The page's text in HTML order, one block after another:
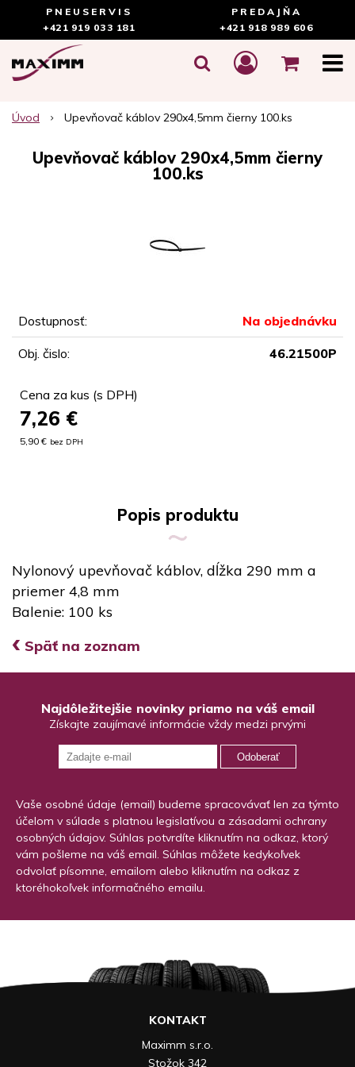
PNEUSERVIS
+421 919 033 181
PREDAJŇA
+421 918 989 606
Úvod Upevňovač káblov 290x4,5mm čierny 100.ks
Upevňovač káblov 290x4,5mm čierny
100.ks
Dostupnosť: Na objednávku
Obj. čislo: 46.21500P
Cena za kus (s DPH)
7,26 €
5,90 € bez DPH
Popis produktu
Nylonový upevňovač káblov, dĺžka 290 mm a
priemer 4,8 mm
Balenie: 100 ks
‹ Späť na zoznam
Najdôležitejšie novinky priamo na váš email
Získajte zaujímavé informácie vždy medzi prvými
Odoberať
Vaše osobné údaje (email) budeme spracovávať len za týmto
účelom v súlade s platnou legislatívou a zásadami ochrany
osobných údajov. Súhlas potvrdíte kliknutím na odkaz, ktorý
vám pošleme na váš email. Súhlas môžete kedykoľvek
odvolať písomne, emailom alebo kliknutím na odkaz z
ktoréhokoľvek informačného emailu.
KONTAKT
Maximm s.r.o.
Stožok 342